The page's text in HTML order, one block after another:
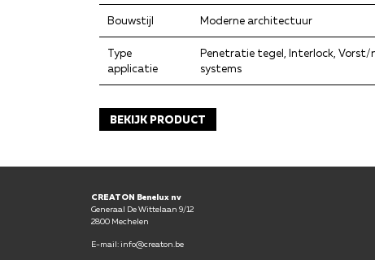
Bouwstijl Moderne architectuur
Type
applicatie
Penetratie tegel, Interlock, Vorst/
systems
BEKIJK PRODUCT
CREATON Benelux nv
Generaal De Wittelaan 9/12
2800 Mechelen
E-mail: info@creaton.be